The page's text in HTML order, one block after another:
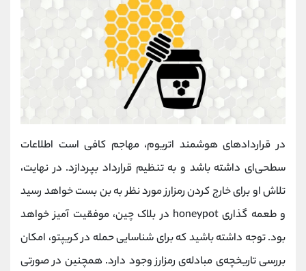
در قراردادهای هوشمند اتریوم، مهاجم کافی است اطلاعات
سطحی‌ای داشته باشد و به تنظیم قرارداد بپردازد. در نهایت،
تلاش او برای خارج کردن رمزارز مورد نظر به بن بست خواهد رسید
و طعمه گذاری honeypot در بلاک چین، موفقیت‌ آمیز خواهد
بود. توجه داشته باشید که برای شناسایی حمله در کریپتو، امکان
بررسی تاریخچه‌ی مبادله‌ی رمزارز وجود دارد. همچنین در صورتی